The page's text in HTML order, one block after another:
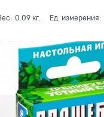
0.09 кг. Ед. измерения: